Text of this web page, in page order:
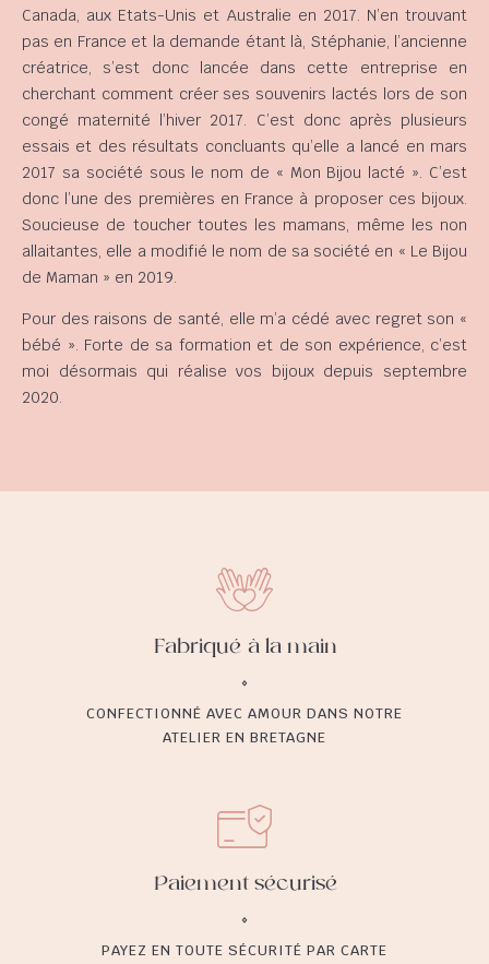
Canada, aux Etats-Unis et Australie en 2017. N’en trouvant
pas en France et la demande étant là, Stéphanie, l’ancienne
créatrice, s’est donc lancée dans cette entreprise en
cherchant comment créer ses souvenirs lactés lors de son
congé maternité l’hiver 2017. C’est donc après plusieurs
essais et des résultats concluants qu’elle a lancé en mars
2017 sa société sous le nom de « Mon Bijou lacté ». C’est
donc l’une des premières en France à proposer ces bijoux.
Soucieuse de toucher toutes les mamans, même les non
allaitantes, elle a modifié le nom de sa société en « Le Bijou
de Maman » en 2019.
Pour des raisons de santé, elle m’a cédé avec regret son «
bébé ». Forte de sa formation et de son expérience, c’est
moi désormais qui réalise vos bijoux depuis septembre
2020.
Fabriqué à la main
CONFECTIONNÉ AVEC AMOUR DANS NOTRE
ATELIER EN BRETAGNE
Paiement sécurisé
PAYEZ EN TOUTE SÉCURITÉ PAR CARTE